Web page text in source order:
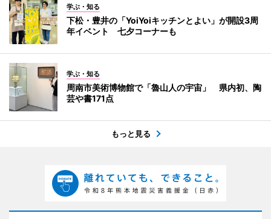
学ぶ・知る
下松・豊井の「YoiYoiキッチンとよい」が開設3周
年イベント 七夕コーナーも
学ぶ・知る
周南市美術博物館で「魯山人の宇宙」 県内初、陶
芸や書171点
もっと見る